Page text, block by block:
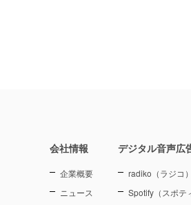
会社情報
企業概要
ニュース
デジタル音声広
radiko（ラジコ
Spotify（スポテ